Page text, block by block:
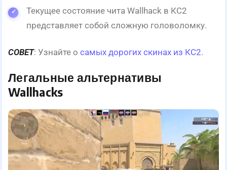
Текущее состояние чита Wallhack в КС2
представляет собой сложную головоломку.
СОВЕТ: Узнайте о самых дорогих скинах из КС2.
Легальные альтернативы
Wallhacks